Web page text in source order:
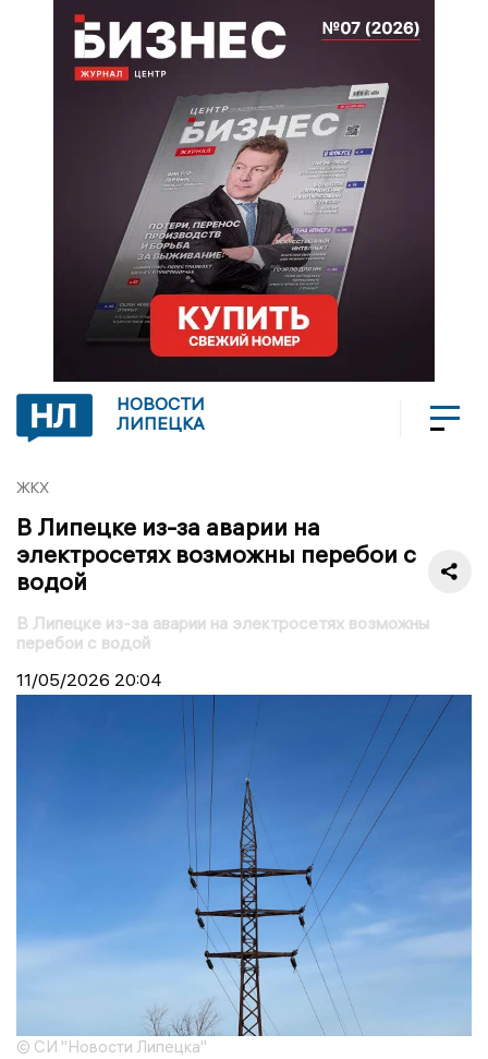
НОВОСТИ
ЛИПЕЦКА
ЖКХ
В Липецке из-за аварии на
электросетях возможны перебои с
водой
В Липецке из-за аварии на электросетях возможны
перебои с водой
11/05/2026 20:04
© СИ "Новости Липецка"